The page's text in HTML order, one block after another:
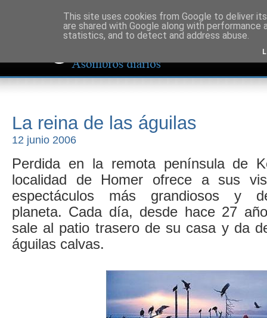
La reina de las águilas
12 junio 2006
Perdida en la remota península de
localidad de Homer ofrece a sus
espectáculos más grandiosos y
planeta. Cada día, desde hace 27
sale al patio trasero de su casa y da
águilas calvas.
This site uses cookies from Google to deliver
are shared with Google along with
statistics, and to detect and address abuse.